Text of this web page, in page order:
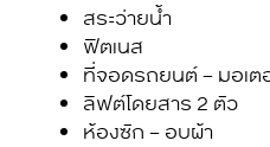
สระว่ายน้ำ
ฟิตเนส
ที่จอดรถยนต์ – มอเต
ลิฟต์โดยสาร 2 ตัว
ห้องซัก – อบผ้า